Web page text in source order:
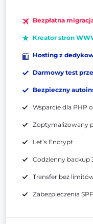
Bezpłatna
Kreator stron
Hosting z
Darmowy test
Bezpieczny
Wsparcie dla PHP
Zoptymalizowany
Let’s Encrypt
Codzienny backup
Transfer bez
Zabezpieczenia